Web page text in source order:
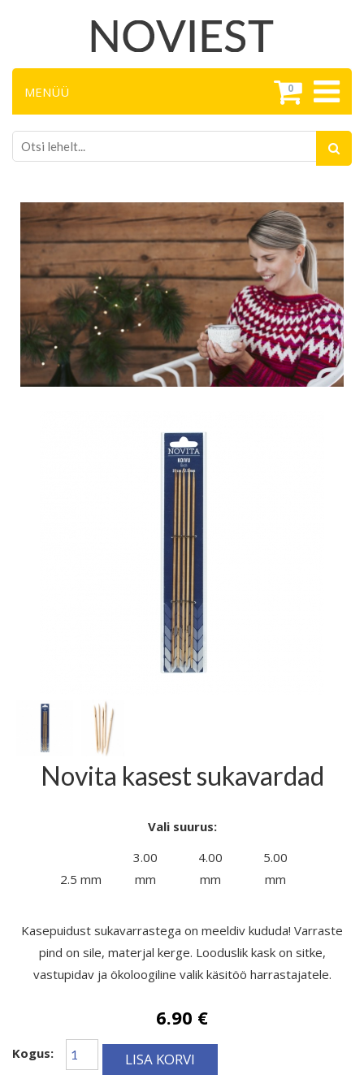
0
MENÜÜ
Novita kasest sukavardad
Vali suurus:
2.5 mm
3.00
mm
4.00
mm
5.00
mm
Kasepuidust sukavarrastega on meeldiv kududa! Varraste
pind on sile, materjal kerge. Looduslik kask on sitke,
vastupidav ja ökoloogiline valik käsitöö harrastajatele.
6.90 €
Kogus: LISA KORVI